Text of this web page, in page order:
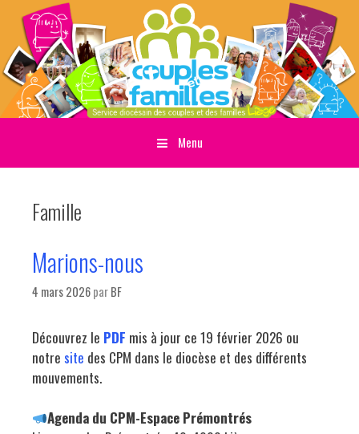
Menu
Famille
Marions-nous
4 mars 2026parBF
Découvrez le PDF mis à jour ce 19 février 2026 ou
notre site des CPM dans le diocèse et des différents
mouvements.
Agenda du CPM-Espace Prémontrés